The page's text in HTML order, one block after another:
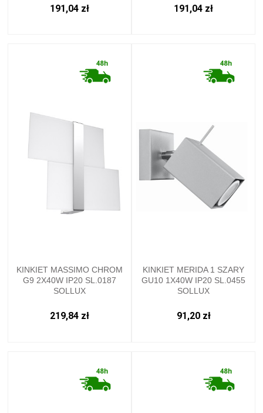
191,04 zł 191,04 zł
KINKIET MASSIMO CHROM
G9 2X40W IP20 SL.0187
SOLLUX
219,84 zł
KINKIET MERIDA 1 SZARY
GU10 1X40W IP20 SL.0455
SOLLUX
91,20 zł